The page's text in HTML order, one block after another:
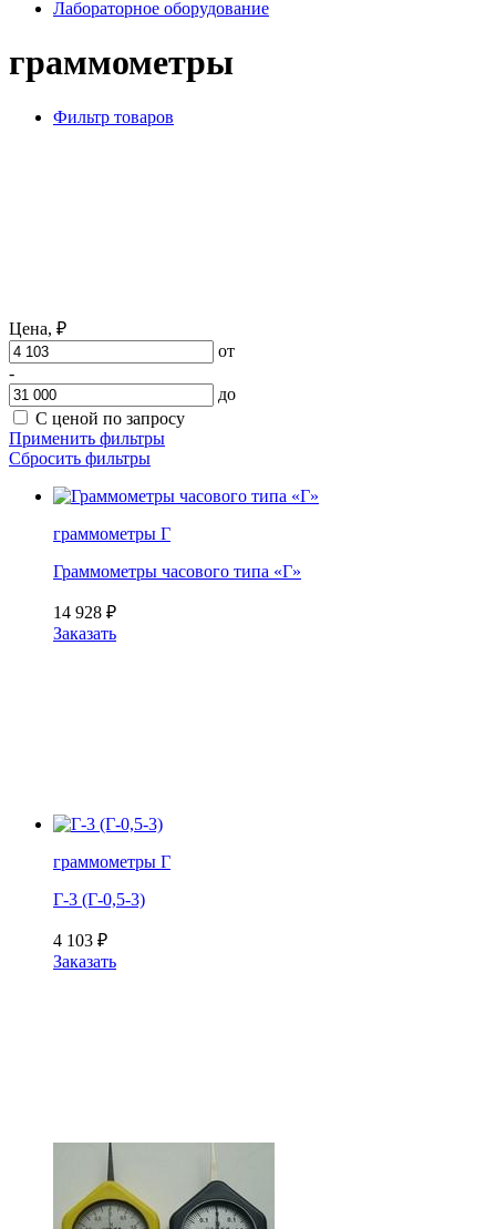
Лабораторное оборудование
граммометры
Фильтр товаров
Цена, ₽
от
-
до
С ценой по запросу
Применить фильтры
Сбросить фильтры
граммометры Г
Граммометры часового типа «Г»
14 928 ₽
Заказать
граммометры Г
Г-3 (Г-0,5-3)
4 103 ₽
Заказать